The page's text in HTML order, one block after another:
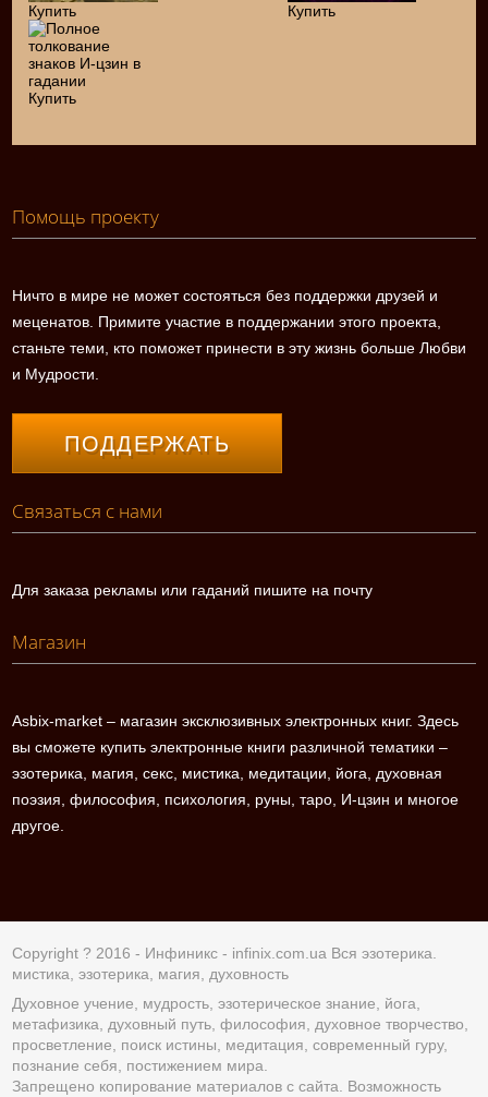
Купить Купить
Купить
Помощь проекту
Ничто в мире не может состояться без поддержки друзей и
меценатов. Примите участие в поддержании этого проекта,
станьте теми, кто поможет принести в эту жизнь больше Любви
и Мудрости.
ПОДДЕРЖАТЬ
Связаться с нами
Для заказа рекламы или гаданий пишите на почту
Магазин
Asbix-market – магазин эксклюзивных электронных книг. Здесь
вы сможете купить электронные книги различной тематики –
эзотерика, магия, секс, мистика, медитации, йога, духовная
поэзия, философия, психология, руны, таро, И-цзин и многое
другое.
Copyright ? 2016 - Инфиникс - infinix.com.ua Вся эзотерика.
мистика, эзотерика, магия, духовность
Духовное учение, мудрость, эзотерическое знание, йога,
метафизика, духовный путь, философия, духовное творчество,
просветление, поиск истины, медитация, современный гуру,
познание себя, постижением мира.
Запрещено копирование материалов с сайта. Возможность